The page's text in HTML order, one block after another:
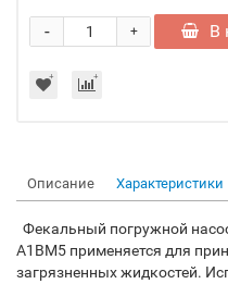
+
- В
Описание Характеристики
Фекальный погружной
A1BM5 применяется для
загрязненных жидкостей.